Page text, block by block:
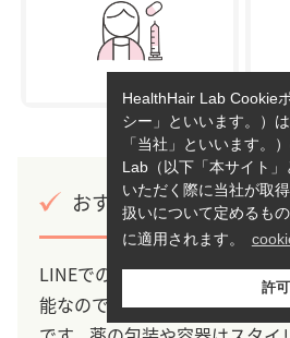
おすすめポイント
LINEでのやり取りが主でチャ
能なので隙間時間に相談する
HealthHair Lab Cookie
シー」といいます。）
「当社」といいます。
Lab（以下「本サイト
いただく際に当社が取
扱いについて定めるも
に適用されます。
許